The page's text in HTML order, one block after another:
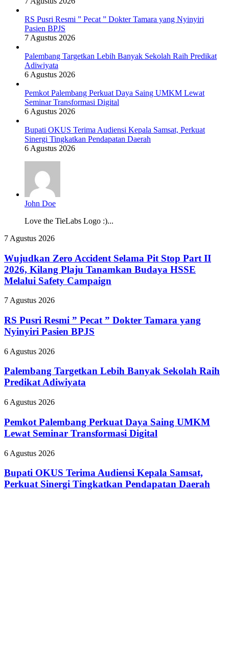
RS Pusri Resmi ” Pecat ” Dokter Tamara yang Nyinyiri
Pasien BPJS
7 Agustus 2026
Palembang Targetkan Lebih Banyak Sekolah Raih Predikat
Adiwiyata
6 Agustus 2026
Pemkot Palembang Perkuat Daya Saing UMKM Lewat
Seminar Transformasi Digital
6 Agustus 2026
Bupati OKUS Terima Audiensi Kepala Samsat, Perkuat
Sinergi Tingkatkan Pendapatan Daerah
6 Agustus 2026
John Doe
Love the TieLabs Logo :)...
Wujudkan
Accident
Selama
Pit
Stop
II
Kilang
Plaju
Tanamkan
Budaya
HSSE
Melalui
Safety
Campaign
7 Agustus 2026
Wujudkan Zero Accident Selama Pit Stop Part II
2026, Kilang Plaju Tanamkan Budaya HSSE
Melalui Safety Campaign
RS
Resmi
”
Pecat
Dokter
yang
Nyinyiri
BPJS
7 Agustus 2026
RS Pusri Resmi ” Pecat ” Dokter Tamara yang
Nyinyiri Pasien BPJS
Palembang
Lebih
Banyak
Sekolah
Predikat
6 Agustus 2026
Palembang Targetkan Lebih Banyak Sekolah Raih
Predikat Adiwiyata
Pemkot
Perkuat
Daya
Saing
Lewat
Transformasi
Digital
6 Agustus 2026
Pemkot Palembang Perkuat Daya Saing UMKM
Lewat Seminar Transformasi Digital
Bupati
Terima
Audiensi
Kepala
6 Agustus 2026
Bupati OKUS Terima Audiensi Kepala Samsat,
Perkuat Sinergi Tingkatkan Pendapatan Daerah